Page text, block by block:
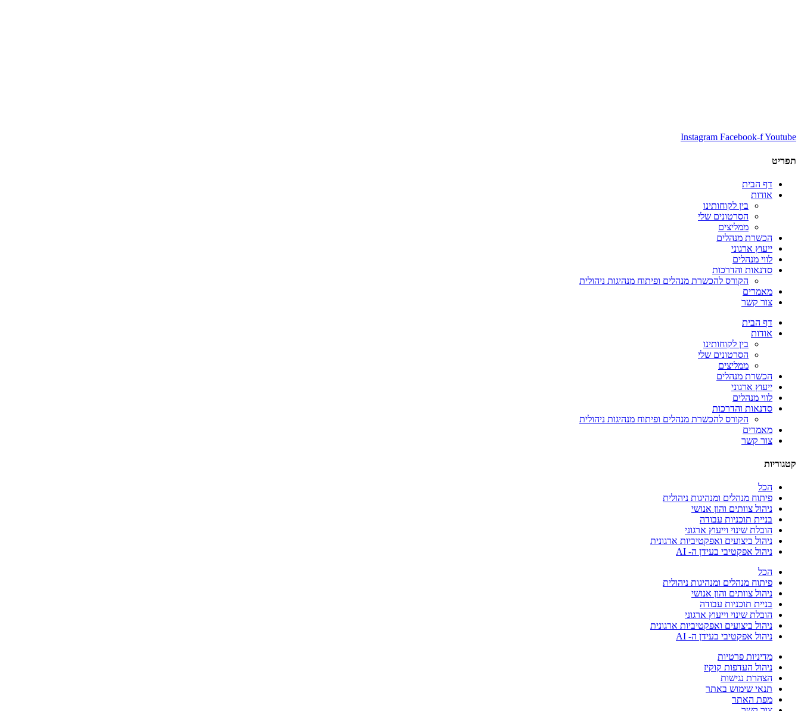
Instagram Facebook-fYoutube
תפריט
דף הבית
אודות
בין לקוחותינו
הסרטונים שלי
ממליצים
הכשרת מנהלים
ייעוץ ארגוני
לווי מנהלים
סדנאות והדרכות
הקורס להכשרת מנהלים ופיתוח מנהיגות ניהולית
מאמרים
צור קשר
דף הבית
אודות
בין לקוחותינו
הסרטונים שלי
ממליצים
הכשרת מנהלים
ייעוץ ארגוני
לווי מנהלים
סדנאות והדרכות
הקורס להכשרת מנהלים ופיתוח מנהיגות ניהולית
מאמרים
צור קשר
קטגוריות
הכל
פיתוח מנהלים ומנהיגות ניהולית
ניהול צוותים והון אנושי
בניית תוכניות עבודה
הובלת שינוי וייעוץ ארגוני
ניהול ביצועים ואפקטיביות ארגונית
ניהול אפקטיבי בעידן ה- AI
הכל
פיתוח מנהלים ומנהיגות ניהולית
ניהול צוותים והון אנושי
בניית תוכניות עבודה
הובלת שינוי וייעוץ ארגוני
ניהול ביצועים ואפקטיביות ארגונית
ניהול אפקטיבי בעידן ה- AI
מדיניות פרטיות
ניהול העדפות קוקיז
הצהרת נגישות
תנאי שימוש באתר
מפת האתר